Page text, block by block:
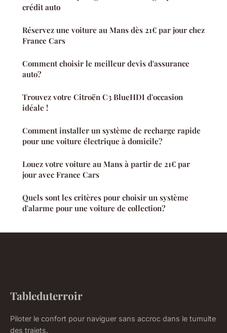
crédit auto
Réservez une voiture au Mans dès 21€ par jour chez
France Cars
Comment choisir le meilleur devis d'assurance
auto?
Trouvez votre Citroën C3 BlueHDI d'occasion
idéale !
Comment installer un système de recharge rapide
pour une voiture électrique à domicile?
Louez votre voiture au Mans à partir de 21€ par
jour avec France Cars
Quels sont les critères pour choisir un système
d'alarme pour une voiture de collection?
Tableduterroir
Piloter le confort pour naviguer sans accroc dans le tumulte
des trajets.